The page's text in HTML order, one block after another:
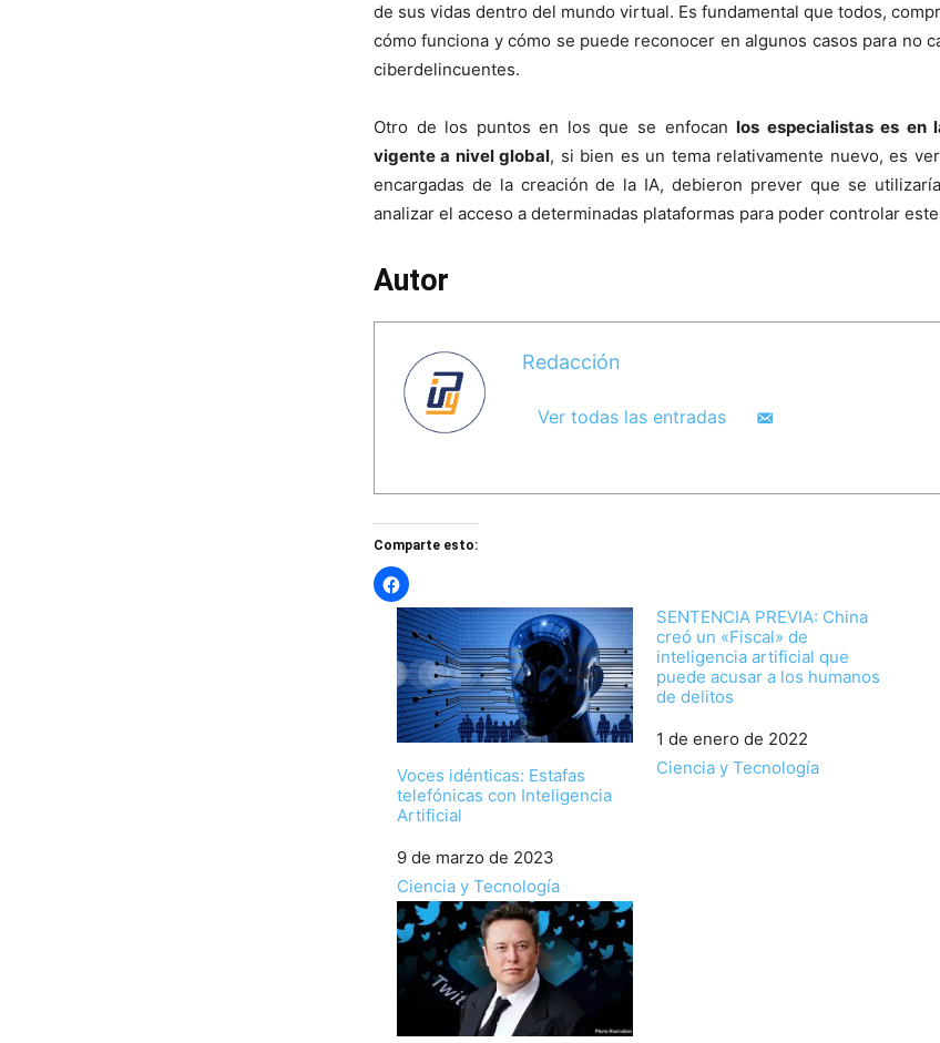
de sus vidas dentro del mundo virtual. Es fundamental que todos,
cómo funciona y cómo se puede reconocer en algunos casos para no
ciberdelincuentes.
Otro de los puntos en los que se enfocanlos especialistas es en
vigente a nivel global, si bien es un tema relativamente nuevo, es
encargadas de la creación de la IA, debieron prever que se
analizar el acceso a determinadas plataformas para poder controlar
Autor
Redacción
Ver todas las entradas
Comparte esto:
Voces idénticas: Estafas
telefónicas con Inteligencia
Artificial
Fecha
9 de marzo de 2023
Respecto a
Ciencia y Tecnología
SENTENCIA PREVIA: China
creó un «Fiscal» de
inteligencia artificial que
puede acusar a los humanos
de delitos
Fecha
1 de enero de 2022
Respecto a
Ciencia y Tecnología